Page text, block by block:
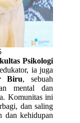
Psikologi
ia juga
Biru, sebuah
mental dan
Komunitas ini
dan saling
dan kehidupan